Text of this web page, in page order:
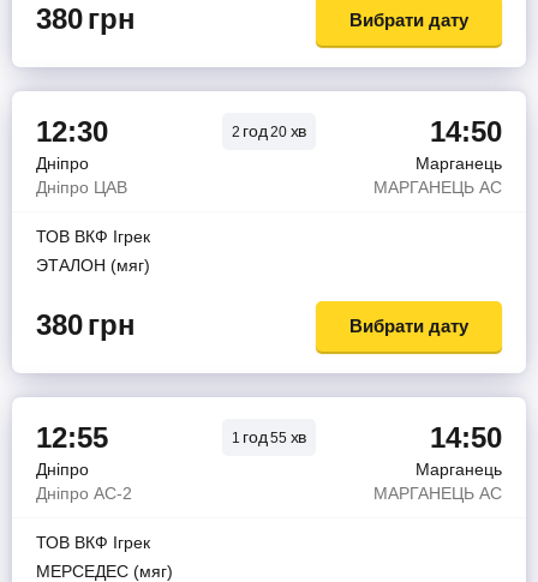
380грн Вибрати дату
12:30 2 год20 хв 14:50
Дніпро
Марганець
Дніпро ЦАВ
МАРГАНЕЦЬ АС
ТОВ ВКФ Iгрек
ЭТАЛОН (мяг)
380грн Вибрати дату
12:55 1 год55 хв 14:50
Дніпро
Марганець
Дніпро АС-2
МАРГАНЕЦЬ АС
ТОВ ВКФ Iгрек
МЕРСЕДЕС (мяг)